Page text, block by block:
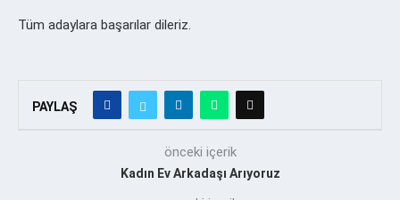
Tüm adaylara başarılar dileriz.
PAYLAŞ
önceki içerik
Kadın Ev Arkadaşı Arıyoruz